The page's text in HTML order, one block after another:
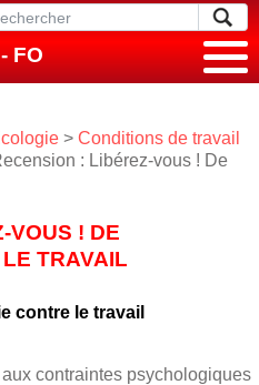
FO
> Conditions de travail
: Libérez-vous ! De
VOUS ! DE
LE TRAVAIL
contre le travail
contraintes psychologiques